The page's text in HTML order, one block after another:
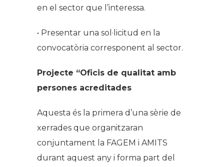
en el sector que l’interessa.
• Presentar una sol·licitud en la
convocatòria corresponent al sector.
Projecte “Oficis de qualitat amb
persones acreditades
Aquesta és la primera d’una sèrie de
xerrades que organitzaran
conjuntament la FAGEM i AMITS
durant aquest any i forma part del